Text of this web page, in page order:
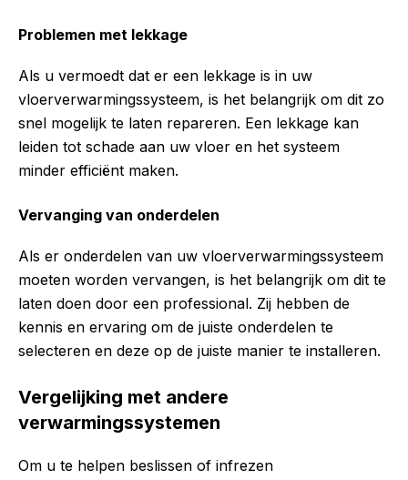
Problemen met lekkage
Als u vermoedt dat er een lekkage is in uw
vloerverwarmingssysteem, is het belangrijk om dit zo
snel mogelijk te laten repareren. Een lekkage kan
leiden tot schade aan uw vloer en het systeem
minder efficiënt maken.
Vervanging van onderdelen
Als er onderdelen van uw vloerverwarmingssysteem
moeten worden vervangen, is het belangrijk om dit te
laten doen door een professional. Zij hebben de
kennis en ervaring om de juiste onderdelen te
selecteren en deze op de juiste manier te installeren.
Vergelijking met andere
verwarmingssystemen
Om u te helpen beslissen of infrezen